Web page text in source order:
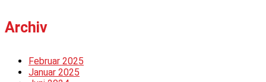
Archiv
Februar 2025
Januar 2025